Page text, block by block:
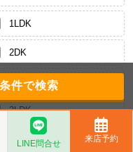
1LDK
2DK
3K
3LDK
4DK
LINE問合せ 来店予約